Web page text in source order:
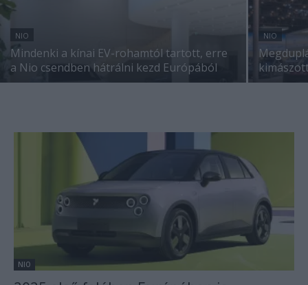
NIO
Mindenki a kínai EV-rohamtól tartott, erre
a Nio csendben hátrálni kezd Európából
NIO
NIO